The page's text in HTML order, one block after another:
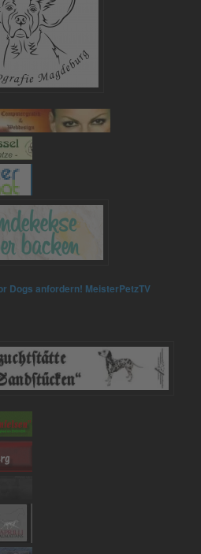
MeisterPetzTV